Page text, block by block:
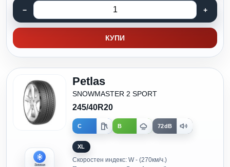
КУПИ
Зимни
Petlas
SNOWMASTER 2 SPORT
245/40R20
C B 72dB
XL
Скоростен индекс: W - (270км/ч.)